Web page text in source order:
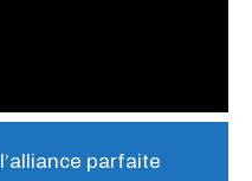
parfaite